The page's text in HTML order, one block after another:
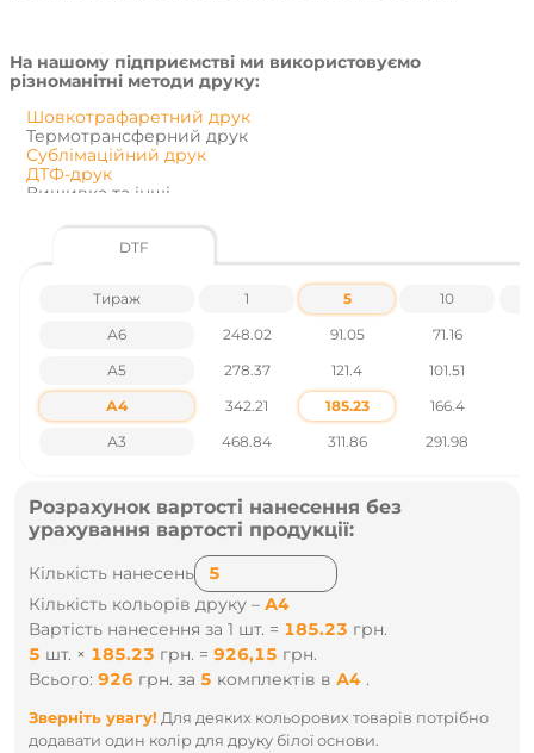
На нашому підприємстві ми використовуємо
різноманітні методи друку:
Шовкотрафаретний друк
Термотрансферний друк
Сублімаційний друк
ДТФ-друк
Вишивка та інші.
Рекомендований розмір нанесення: 60 х 100 мм.
Матеріал: 100% бавовна твілл.
Ціни вказані без урахування ПДВ.
Наявність і ціни уточнюйте у наших менеджерів по тел.:
DTF
Тираж 1 5
10
А6
248.02 91.05 71.16
А5
278.37 121.4 101.51
А4
342.21 185.23 166.4
А3
468.84 311.86 291.98
Розрахунок вартості нанесення без
урахування вартості продукції:
Кількість нанесень
Кількість кольорів друку – А4
Вартість нанесення за 1 шт. = 185.23 грн.
5 шт. × 185.23 грн. = 926,15 грн.
Всього: 926 грн. за 5 комплектів в А4 .
Зверніть увагу! Для деяких кольорових товарів потрібно
додавати один колір для друку білої основи.